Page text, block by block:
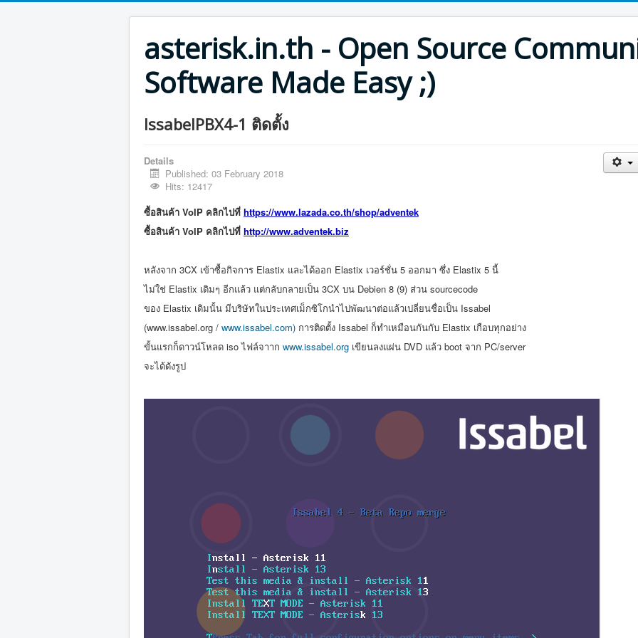
asterisk.in.th - Open Source
Software Made Easy ;)
IssabelPBX4-1 ติดตั้ง
Details
Published: 03 February 2018
Hits: 12417
ซื้อสินค้า VoIP คลิกไปที่ https://www.lazada.co.th/shop/adventek
ซื้อสินค้า VoIP คลิกไปที่ http://www.adventek.biz
หลังจาก 3CX เข้าซื้อกิจการ Elastix และได้ออก Elastix เวอร์ชั่น 5 ออกมา ซึ่ง Elastix 5 นี้
ไม่ใช่ Elastix เดิมๆ อีกแล้ว แต่กลับกลายเป็น 3CX บน Debien 8 (9) ส่วน sourcecode
ของ Elastix เดิมนั้น มีบริษัทในประเทศเม็กซิโกนำไปพัฒนาต่อแล้วเปลี่ยนชื่อเป็น Issabel
(www.issabel.org / www.issabel.com) การติดตั้ง Issabel ก็ทำเหมือนกันกับ Elastix เกือบทุกอย่าง
ขั้นแรกก็ดาวน์โหลด iso ไฟล์จาาก www.issabel.org เขียนลงแผ่น DVD แล้ว boot จาก PC/server
จะได้ดังรูป